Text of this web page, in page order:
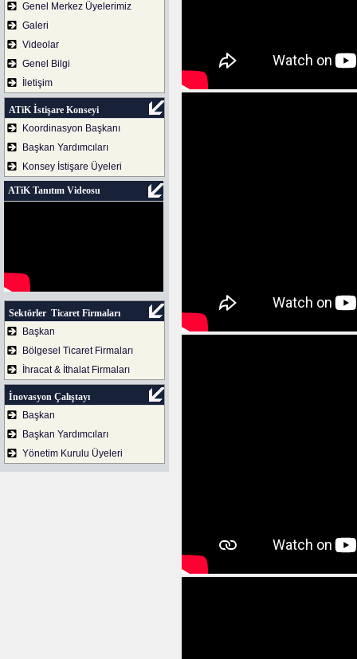
Genel Merkez Üyelerimiz
Galeri
Videolar
Genel Bilgi
İletişim
ATiK İstişare Konseyi
Koordinasyon Başkanı
Başkan Yardımcıları
Konsey İstişare Üyeleri
ATiK Tanıtım Videosu
Sektörler Ticaret Firmaları
Başkan
Bölgesel Ticaret Firmaları
İhracat & İthalat Firmaları
İnovasyon Çalıştayı
Başkan
Başkan Yardımcıları
Yönetim Kurulu Üyeleri